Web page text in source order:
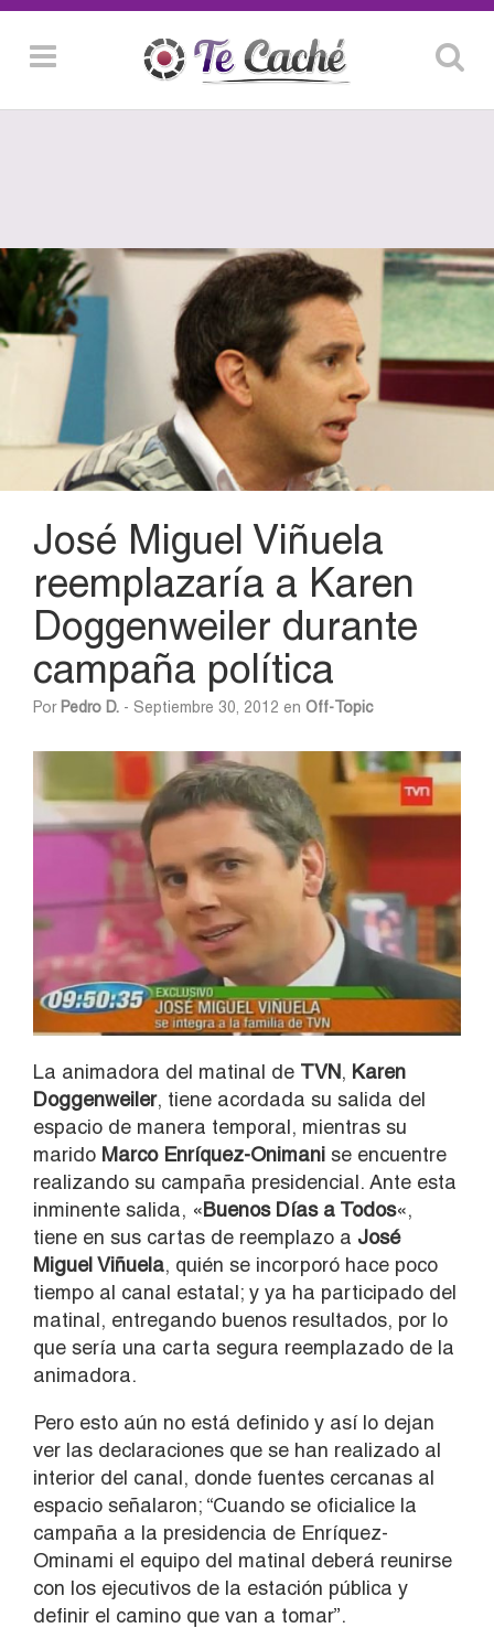
José Miguel Viñuela
reemplazaría a Karen
Doggenweiler durante
campaña política
Por Pedro D. - Septiembre 30, 2012 en Off-Topic
La animadora del matinal de TVN, Karen
Doggenweiler, tiene acordada su salida del
espacio de manera temporal, mientras su
marido Marco Enríquez-Onimani se encuentre
realizando su campaña presidencial. Ante esta
inminente salida, «Buenos Días a Todos«,
tiene en sus cartas de reemplazo a José
Miguel Viñuela, quién se incorporó hace poco
tiempo al canal estatal; y ya ha participado del
matinal, entregando buenos resultados, por lo
que sería una carta segura reemplazado de la
animadora.
Pero esto aún no está definido y así lo dejan
ver las declaraciones que se han realizado al
interior del canal, donde fuentes cercanas al
espacio señalaron; “Cuando se oficialice la
campaña a la presidencia de Enríquez-
Ominami el equipo del matinal deberá reunirse
con los ejecutivos de la estación pública y
definir el camino que van a tomar”.